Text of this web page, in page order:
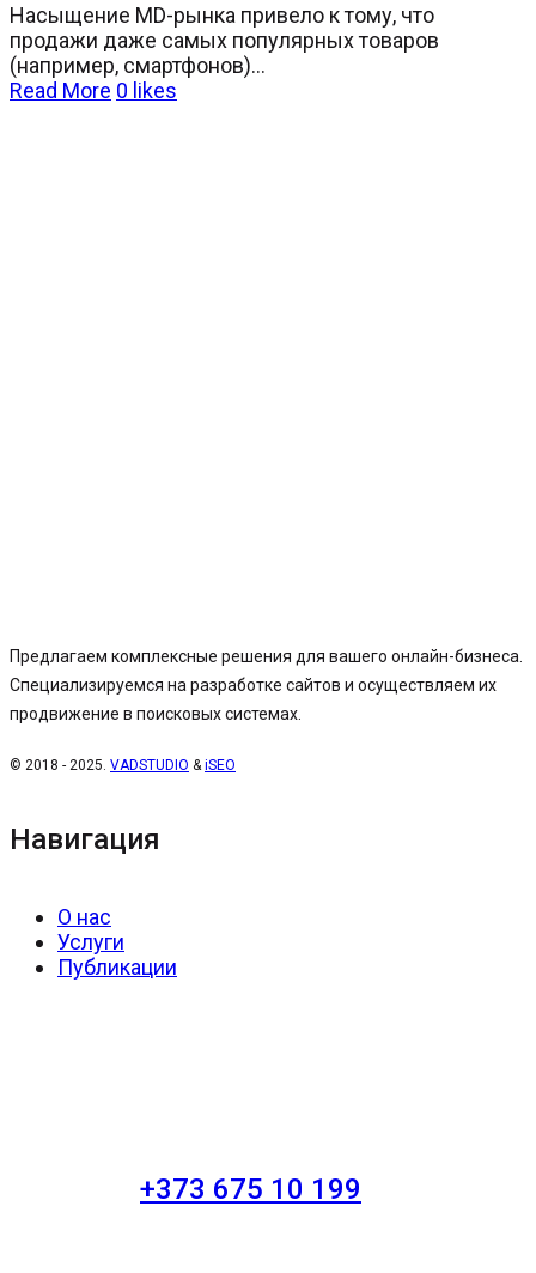
Насыщение MD-рынка привело к тому, что
продажи даже самых популярных товаров
(например, смартфонов)...
Read More 0 likes
Предлагаем комплексные решения для вашего онлайн-бизнеса.
Специализируемся на разработке сайтов и осуществляем их
продвижение в поисковых системах.
© 2018 - 2025. VADSTUDIO & iSEO
Навигация
О нас
Услуги
Публикации
+373 675 10 199